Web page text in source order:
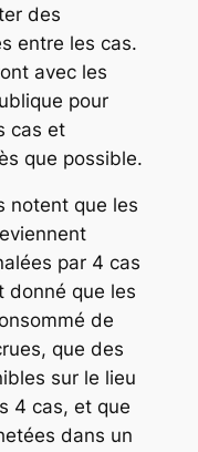
des
entre les cas.
avec les
pour
cas et
que possible.
notent que les
par 4 cas
donné que les
de
que des
sur le lieu
4 cas, et que
dans un